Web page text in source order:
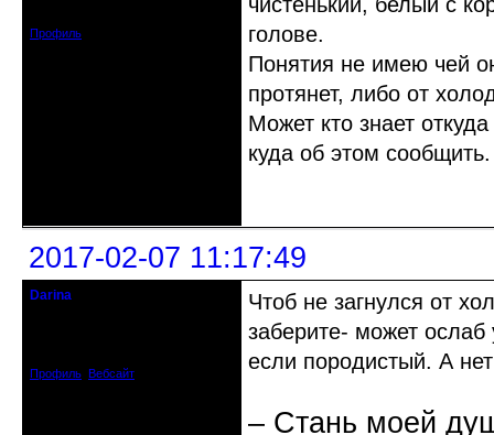
Профиль
голове.
Понятия не имею чей
протянет, либо от
Может кто знает
куда об этом сообщить.
2017-02-07 11:17:49
Darina
Профиль Вебсайт
Чтоб не загнулся от
заберите- может ослаб
если породистый. А
– Стань моей